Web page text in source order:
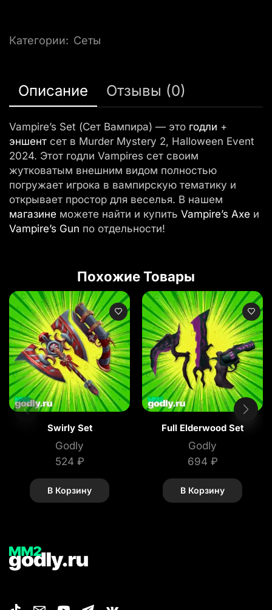
Категории: Сеты
Описание Отзывы (0)
Vampire’s Set (Сет Вампира) — это годли +
эншент сет в Murder Mystery 2, Halloween Event
2024. Этот годли Vampires сет своим
жутковатым внешним видом полностью
погружает игрока в вампирскую тематику и
открывает простор для веселья. В нашем
магазине можете найти и купить Vampire’s Axe и
Vampire’s Gun по отдельности!
Похожие Товары
Swirly Set
Godly
524 ₽
В Корзину
Full Elderwood Set
Godly
694 ₽
В Корзину